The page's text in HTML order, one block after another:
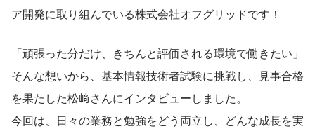
ア開発に取り組んでいる株式会社オフグリッドです！
「頑張った分だけ、きちんと評価される環境で働きたい」
そんな想いから、基本情報技術者試験に挑戦し、見事合格
を果たした松﨑さんにインタビューしました。
今回は、日々の業務と勉強をどう両立し、どんな成長を実